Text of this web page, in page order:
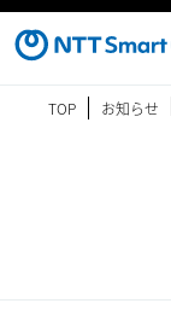
TOP お知らせ